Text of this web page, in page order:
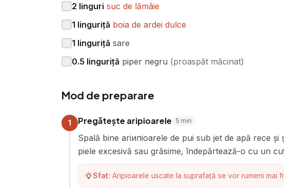
2 linguri suc de lămâie
1 linguriță boia de ardei dulce
1 linguriță sare
0.5 linguriță piper negru (proaspăt măcinat)
Mod de preparare
1 Pregătește aripioarele 5 min
Spală bine ariипioarele de pui sub jet de apă rece
piele excesivă sau grăsime, îndepărtează-o cu un
Sfat: Aripioarele uscate la suprafață se vor rumeni mai